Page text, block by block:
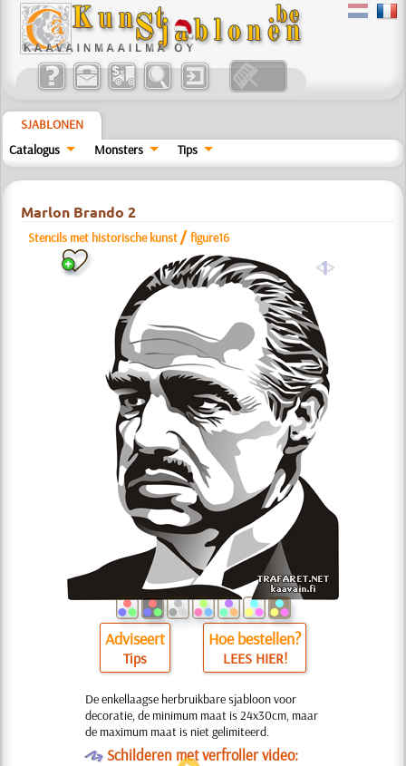
SJABLONEN
Catalogus
Monsters Tips
Marlon Brando 2
Stencils met historische kunst /figure16
a
Adviseert
Tips
Hoe bestellen?
LEES HIER!
De enkellaagse herbruikbare sjabloon voor
decoratie, de minimum maat is 24x30cm, maar
de maximum maat is niet gelimiteerd.
OSchilderen met verfroller video: